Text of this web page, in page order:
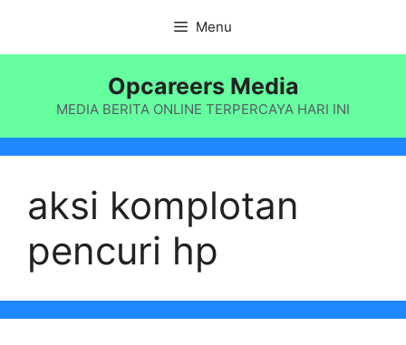
isi
Menu
Opcareers Media
MEDIA BERITA ONLINE TERPERCAYA HARI INI
aksi komplotan
pencuri hp